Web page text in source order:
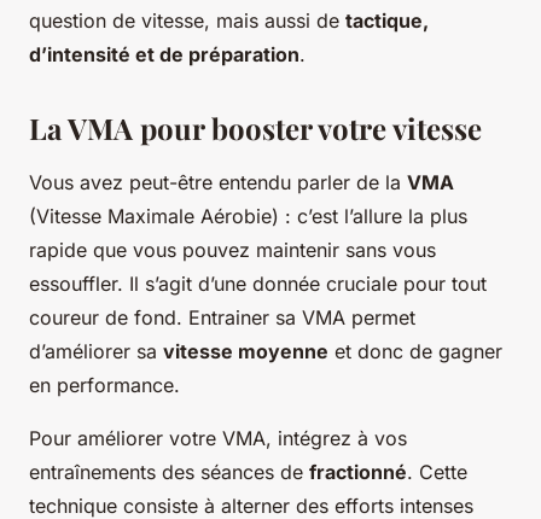
question de vitesse, mais aussi de tactique,
d’intensité et de préparation.
La VMA pour booster votre vitesse
Vous avez peut-être entendu parler de la VMA
(Vitesse Maximale Aérobie) : c’est l’allure la plus
rapide que vous pouvez maintenir sans vous
essouffler. Il s’agit d’une donnée cruciale pour tout
coureur de fond. Entrainer sa VMA permet
d’améliorer sa vitesse moyenne et donc de gagner
en performance.
Pour améliorer votre VMA, intégrez à vos
entraînements des séances de fractionné. Cette
technique consiste à alterner des efforts intenses